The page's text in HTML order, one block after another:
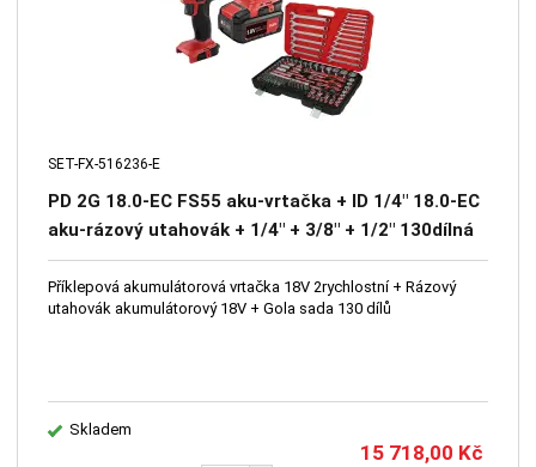
SET-FX-516236-E
PD 2G 18.0-EC FS55 aku-vrtačka + ID 1/4" 18.0-EC
aku-rázový utahovák + 1/4" + 3/8" + 1/2" 130dílná
sada nářadí 4-32mm, 3 ráčny a klíče
Příklepová akumulátorová vrtačka 18V 2rychlostní + Rázový
utahovák akumulátorový 18V + Gola sada 130 dílů
Skladem
15 718,00 Kč